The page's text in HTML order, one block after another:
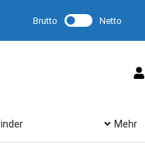
Brutto Netto
Mehr